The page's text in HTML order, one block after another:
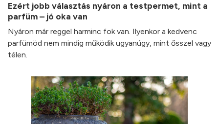
Ezért jobb választás nyáron a testpermet, mint a
parfüm – jó oka van
Nyáron már reggel harminc fok van. Ilyenkor a kedvenc
parfümöd nem mindig működik ugyanúgy, mint ősszel vagy
télen.